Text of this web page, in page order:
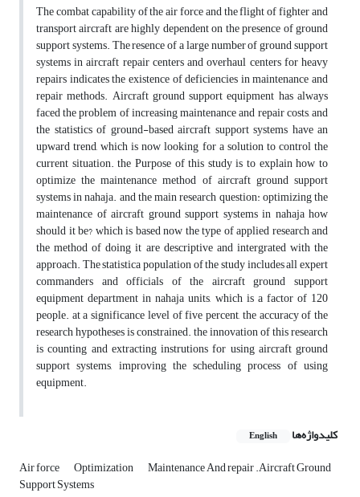
The combat capability of the air force and the flight of fighter and
transport aircraft are highly dependent on the presence of ground
support systems. The resence of a large number of ground support
systems in aircraft repair centers and overhaul centers for heavy
repairs indicates the existence of deficiencies in maintenance and
repair methods. Aircraft ground support equipment has always
faced the problem of increasing maintenance and repair costs, and
the statistics of ground-based aircraft support systems have an
upward trend, which is now looking for a solution to control the
current situation. the Purpose of this study is to explain how to
optimize the maintenance method of aircraft ground support
systems in nahaja. and the main research question: optimizing the
maintenance of aircraft ground support systems in nahaja how
should it be? which is based now the type of applied research and
the method of doing it are descriptive and intergrated with the
approach. The statistica population of the study includes all expert
commanders and officials of the aircraft ground support
equipment department in nahaja units, which is a factor of 120
people. at a significance level of five percent, the accuracy of the
research hypotheses is constrained. the innovation of this research
is counting and extracting instrutions for using aircraft ground
support systems, improving the scheduling process of using
equipment.
کلیدواژه‌ها English
Air force Optimization Maintenance And repair .Aircraft Ground
Support Systems